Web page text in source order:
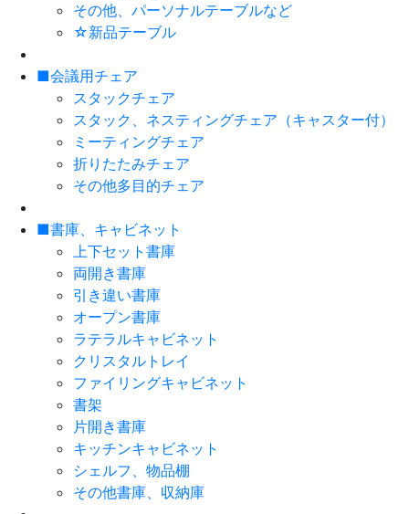
その他、パーソナルテーブルなど
☆新品テーブル
■会議用チェア
スタックチェア
スタック、ネスティングチェア（キャスター付）
ミーティングチェア
折りたたみチェア
その他多目的チェア
■書庫、キャビネット
上下セット書庫
両開き書庫
引き違い書庫
オープン書庫
ラテラルキャビネット
クリスタルトレイ
ファイリングキャビネット
書架
片開き書庫
キッチンキャビネット
シェルフ、物品棚
その他書庫、収納庫